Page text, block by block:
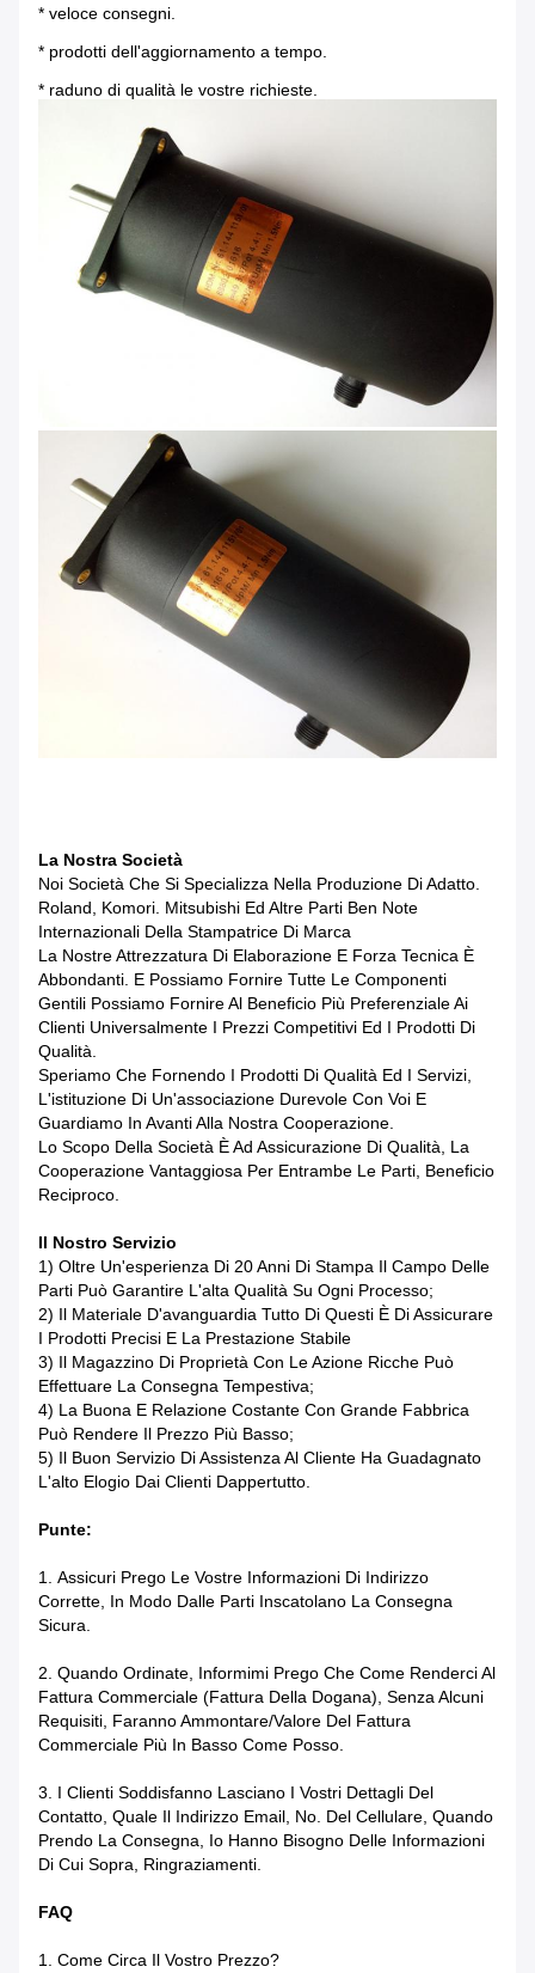
* veloce consegni.
* prodotti dell'aggiornamento a tempo.
* raduno di qualità le vostre richieste.
La Nostra Società
Noi Società Che Si Specializza Nella Produzione Di Adatto.
Roland, Komori. Mitsubishi Ed Altre Parti Ben Note
Internazionali Della Stampatrice Di Marca
La Nostre Attrezzatura Di Elaborazione E Forza Tecnica È
Abbondanti. E Possiamo Fornire Tutte Le Componenti
Gentili Possiamo Fornire Al Beneficio Più Preferenziale Ai
Clienti Universalmente I Prezzi Competitivi Ed I Prodotti Di
Qualità.
Speriamo Che Fornendo I Prodotti Di Qualità Ed I Servizi,
L'istituzione Di Un'associazione Durevole Con Voi E
Guardiamo In Avanti Alla Nostra Cooperazione.
Lo Scopo Della Società È Ad Assicurazione Di Qualità, La
Cooperazione Vantaggiosa Per Entrambe Le Parti, Beneficio
Reciproco.
Il Nostro Servizio
1) Oltre Un'esperienza Di 20 Anni Di Stampa Il Campo Delle
Parti Può Garantire L'alta Qualità Su Ogni Processo;
2) Il Materiale D'avanguardia Tutto Di Questi È Di Assicurare
I Prodotti Precisi E La Prestazione Stabile
3) Il Magazzino Di Proprietà Con Le Azione Ricche Può
Effettuare La Consegna Tempestiva;
4) La Buona E Relazione Costante Con Grande Fabbrica
Può Rendere Il Prezzo Più Basso;
5) Il Buon Servizio Di Assistenza Al Cliente Ha Guadagnato
L'alto Elogio Dai Clienti Dappertutto.
Punte:
1. Assicuri Prego Le Vostre Informazioni Di Indirizzo
Corrette, In Modo Dalle Parti Inscatolano La Consegna
Sicura.
2. Quando Ordinate, Informimi Prego Che Come Renderci Al
Fattura Commerciale (fattura Della Dogana), Senza Alcuni
Requisiti, Faranno Ammontare/valore Del Fattura
Commerciale Più In Basso Come Posso.
3. I Clienti Soddisfanno Lasciano I Vostri Dettagli Del
Contatto, Quale Il Indirizzo Email, No. Del Cellulare, Quando
Prendo La Consegna, Io Hanno Bisogno Delle Informazioni
Di Cui Sopra, Ringraziamenti.
FAQ
1. Come Circa Il Vostro Prezzo?